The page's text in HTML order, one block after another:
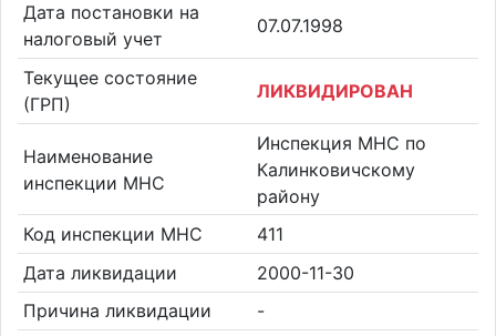
Дата постановки на
налоговый учет
07.07.1998
Текущее состояние
(ГРП)
ЛИКВИДИРОВАН
Наименование
инспекции МНС
Инспекция МНС по
Калинковичскому
району
Код инспекции МНС
411
Дата ликвидации
2000-11-30
Причина ликвидации
-